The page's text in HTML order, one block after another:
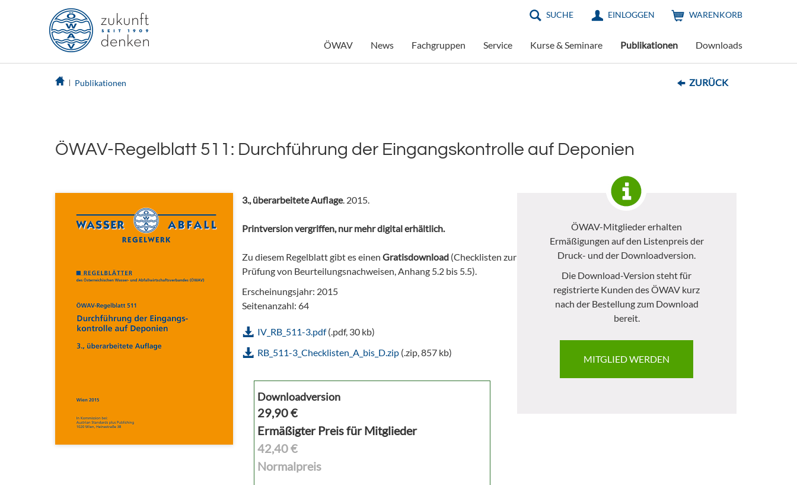
SUCHE EINLOGGEN WARENKORB
ÖWAV News Fachgruppen Service Kurse & Seminare Publikationen Downloads
Publikationen ZURÜCK
ÖWAV-Regelblatt 511: Durchführung der Eingangskontrolle auf Deponien
3., überarbeitete Auflage. 2015.
Printversion vergriffen, nur mehr digital erhältlich.
Zu diesem Regelblatt gibt es einen Gratisdownload (Checklisten zur
Prüfung von Beurteilungsnachweisen, Anhang 5.2 bis 5.5).
Erscheinungsjahr: 2015
Seitenanzahl: 64
IV_RB_511-3.pdf(.pdf, 30 kb)
RB_511-3_Checklisten_A_bis_D.zip(.zip, 857 kb)
Downloadversion
29,90€
Ermäßigter Preis für Mitglieder
42,40 €
Normalpreis
ÖWAV-Mitglieder erhalten
Ermäßigungen auf den Listenpreis der
Druck- und der Downloadversion.
Die Download-Version steht für
registrierte Kunden des ÖWAV kurz
nach der Bestellung zum Download
bereit.
MITGLIED WERDEN